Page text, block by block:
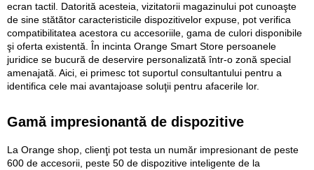
ecran tactil. Datorită acesteia, vizitatorii magazinului pot cunoaşte
de sine stătător caracteristicile dispozitivelor expuse, pot verifica
compatibilitatea acestora cu accesoriile, gama de culori disponibile
şi oferta existentă. În incinta Orange Smart Store persoanele
juridice se bucură de deservire personalizată într-o zonă special
amenajată. Aici, ei primesc tot suportul consultantului pentru a
identifica cele mai avantajoase soluţii pentru afacerile lor.
Gamă impresionantă de dispozitive
La Orange shop, clienţi pot testa un număr impresionant de peste
600 de accesorii, peste 50 de dispozitive inteligente de la